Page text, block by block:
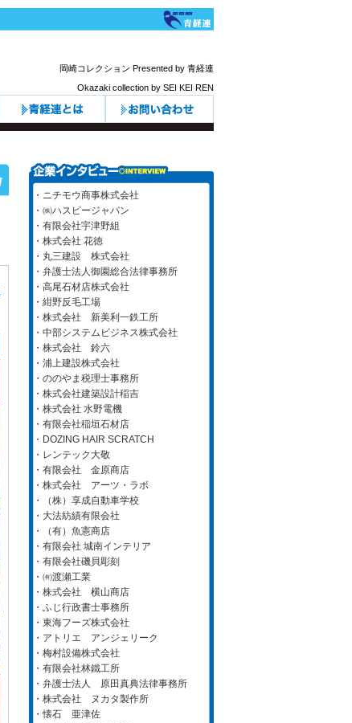
岡崎コレクション Presented by 青経連
Okazaki collection by SEI KEI REN
・ニチモウ商事株式会社
・㈱ハスピージャパン
・有限会社宇津野組
・株式会社 花徳
・丸三建設 株式会社
・弁護士法人御園総合法律事務所
・高尾石材店株式会社
・紺野反毛工場
・株式会社 新美利一鉄工所
・中部システムビジネス株式会社
・株式会社 鈴六
・浦上建設株式会社
・ののやま税理士事務所
・株式会社建築設計稲吉
・株式会社 水野電機
・有限会社稲垣石材店
・DOZING HAIR SCRATCH
・レンテック大敬
・有限会社 金原商店
・株式会社 アーツ・ラボ
・（株）享成自動車学校
・大法紡績有限会社
・（有）魚憲商店
・有限会社 城南インテリア
・有限会社磯貝彫刻
・㈲渡瀬工業
・株式会社 横山商店
・ふじ行政書士事務所
・東海フーズ株式会社
・アトリエ アンジェリーク
・梅村設備株式会社
・有限会社林鐵工所
・弁護士法人 原田真典法律事務所
・株式会社 ヌカタ製作所
・懐石 亜津佐